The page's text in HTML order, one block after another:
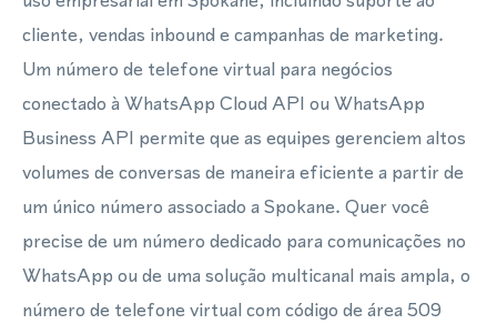
cliente, vendas inbound e campanhas de marketing.
Um número de telefone virtual para negócios
conectado à WhatsApp Cloud API ou WhatsApp
Business API permite que as equipes gerenciem altos
volumes de conversas de maneira eficiente a partir de
um único número associado a Spokane. Quer você
precise de um número dedicado para comunicações no
WhatsApp ou de uma solução multicanal mais ampla, o
número de telefone virtual com código de área 509